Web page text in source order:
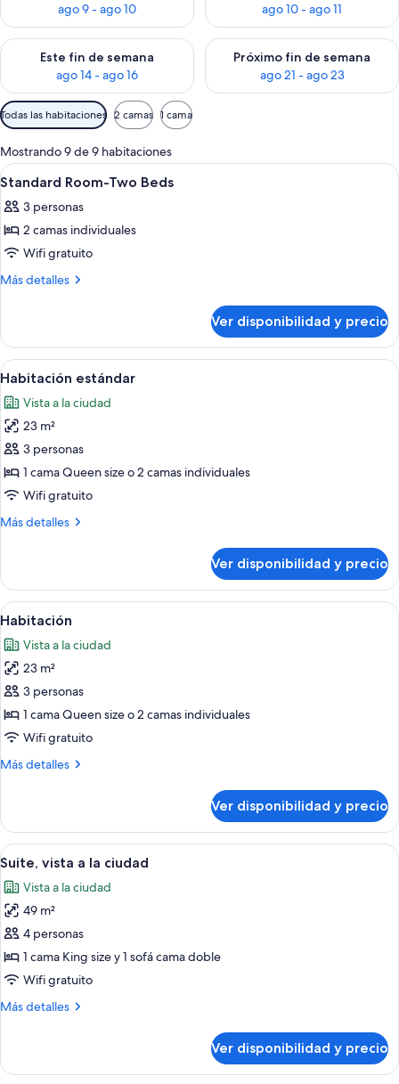
ago 9 - ago 10
ago 10 - ago 11
Este fin de semana
ago 14 - ago 16
Consulta la disponibilidad para este fin de semana ago 14 -
Próximo fin de semana
ago 21 - ago 23
Consulta la disponibilidad
Filtros
disponibles
para
las
habitaciones
Todas las habitaciones 2 camas 1 cama
Mostrando 9 de 9 habitaciones
Ver
todas
las
fotos
de
Standard
Beds
Caja de seguridad en la habitación,
3
Standard Room-Two Beds
3 personas
2 camas individuales
Wifi gratuito
Más detalles
Más
Room-
Two
Beds
Ver disponibilidad y precio
Ver
todas
las
fotos
de
Habitación
estándar
Habitación de hotel con cama,
3
Habitación estándar
Vista a la ciudad
23 m²
3 personas
1 cama Queen size o 2 camas individuales
Wifi gratuito
Más detalles
Más
estándar
Ver disponibilidad y precio
Ver
todas
las
fotos
de
Habitación
Habitación de hotel con una cama
3
Habitación
Vista a la ciudad
23 m²
3 personas
1 cama Queen size o 2 camas individuales
Wifi gratuito
Más detalles
Más
Ver disponibilidad y precio
Ver
todas
las
fotos
de
Suite,
vista
la
Una habitación de hotel con una
5
Suite, vista a la ciudad
Vista a la ciudad
49 m²
4 personas
1 cama King size y 1 sofá cama doble
Wifi gratuito
Más detalles
Más
vista
Ver disponibilidad y precio